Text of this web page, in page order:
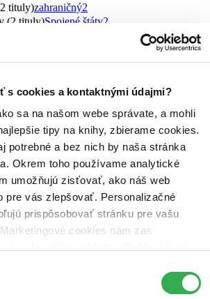
s cookies a kontaktnými údajmi?
sa na našom webe správate, a mohli
tipy na knihy, zbierame cookies.
potrebné a bez nich by naša stránka
Okrem toho používame analytické
umožňujú zisťovať, ako náš web
pre vás zlepšovať. Personalizačné
prispôsobovať stránku pre vašu
cookies nám zas
všetky tieto cookies. Ďakujeme!
tituly)zahraničný2
(2 tituly)Spojené štáty2
(2 tituly)Martin Kmeť2
(2 tituly)Peter Babiak2
CBS2
(2 tituly)pevná väzba2